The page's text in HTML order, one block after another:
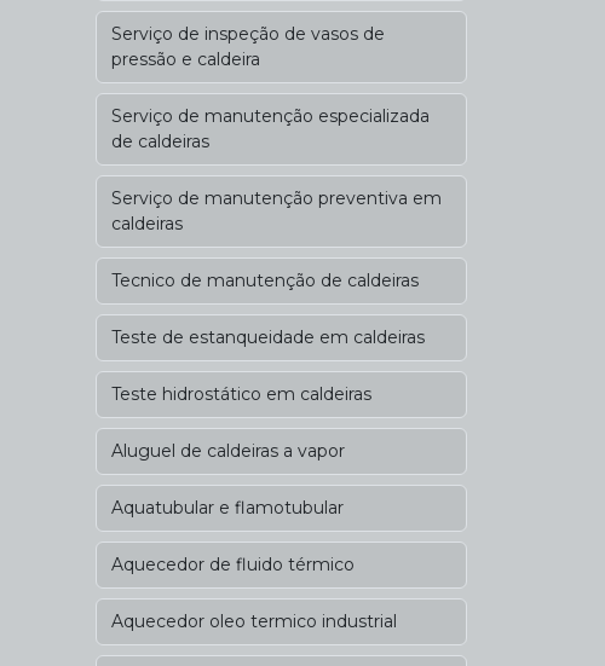
Serviço de inspeção de vasos de
pressão e caldeira
Serviço de manutenção especializada
de caldeiras
Serviço de manutenção preventiva em
caldeiras
Tecnico de manutenção de caldeiras
Teste de estanqueidade em caldeiras
Teste hidrostático em caldeiras
Aluguel de caldeiras a vapor
Aquatubular e flamotubular
Aquecedor de fluido térmico
Aquecedor oleo termico industrial